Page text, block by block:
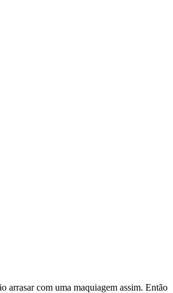
arrasar com uma maquiagem assim. Então